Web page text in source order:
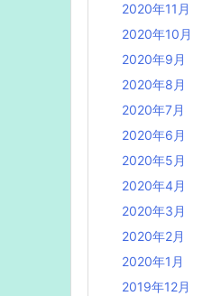
2020年11月
2020年10月
2020年9月
2020年8月
2020年7月
2020年6月
2020年5月
2020年4月
2020年3月
2020年2月
2020年1月
2019年12月